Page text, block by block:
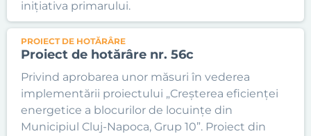
inițiativa primarului.
PROIECT DE HOTĂRÂRE
Proiect de hotărâre nr. 56c
Privind aprobarea unor măsuri în vederea
implementării proiectului „Creșterea eficienței
energetice a blocurilor de locuințe din
Municipiul Cluj-Napoca, Grup 10”. Proiect din